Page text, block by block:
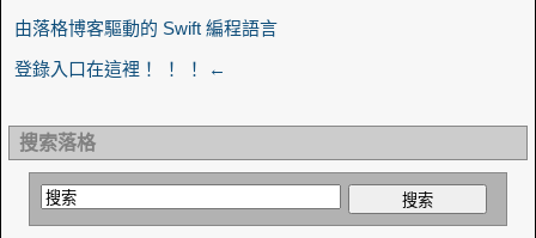
由落格博客驅動的 Swift 編程語言
登錄入口在這裡！ ！ ！ ←
搜索落格